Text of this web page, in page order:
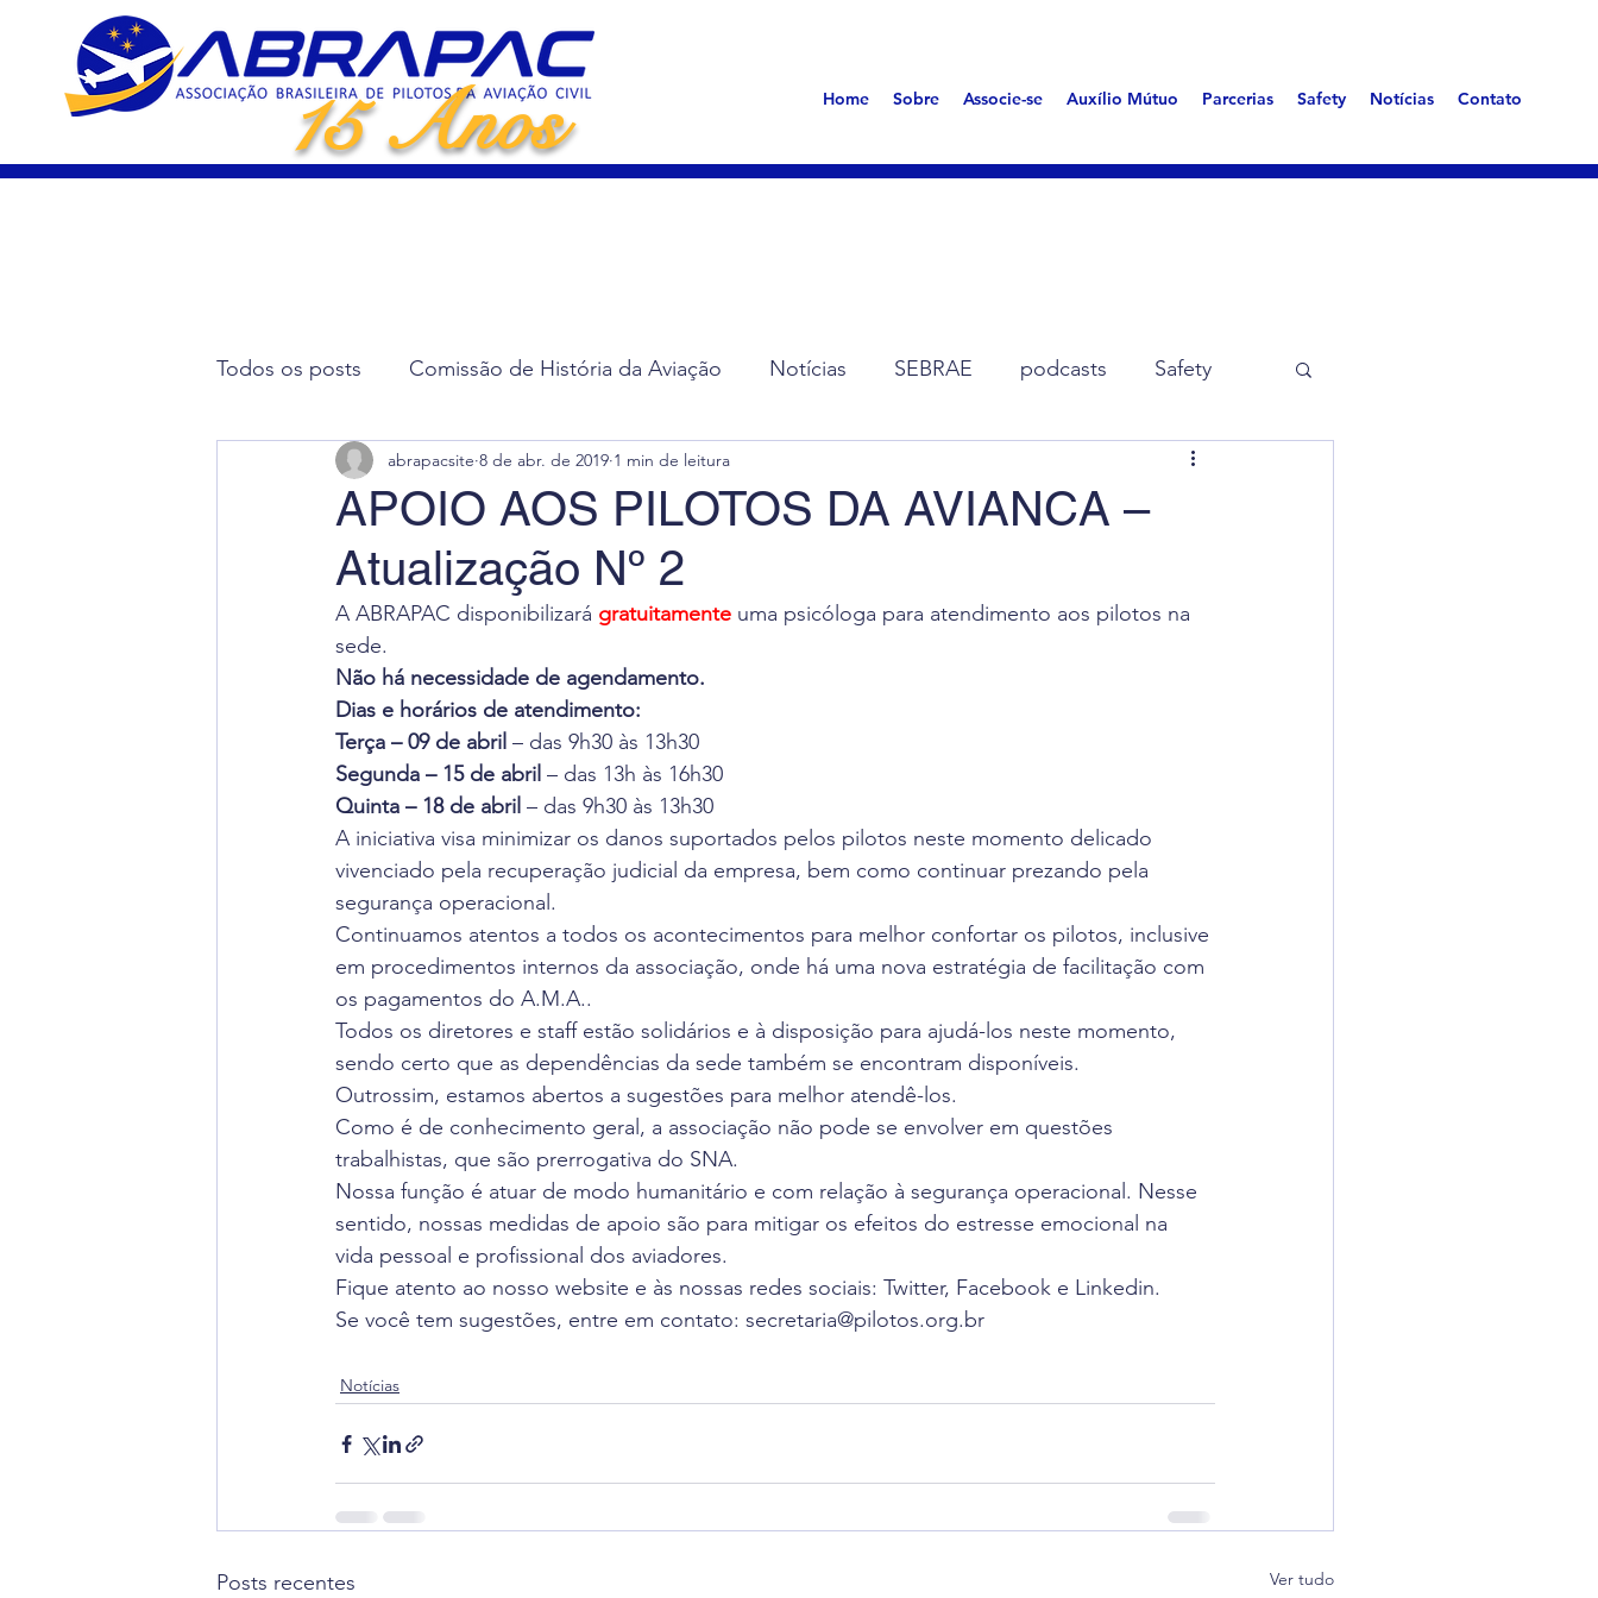
15 Anos Home Sobre Associe-se Auxílio Mútuo Parcerias Safety Notícias Contato
Todos os posts Comissão de História da Aviação Notícias SEBRAE podcasts Safety
Artigos Científicos Eleição de Diretoria Assembleias Síndrome Aerotóxica
Radiação Cósmica Dica de Leitura Revista Flight Deck
Aviação Executiva
Dica de Inglês Notas Oficiais
APOIO AOS PILOTOS DA AVIANCA –
Atualização Nº 2
abrapacsite 8 de abr. de 2019 1 min de leitura
A ABRAPAC disponibilizará gratuitamente uma psicóloga para atendimento aos pilotos na
sede.
Não há necessidade de agendamento.
Dias e horários de atendimento:
Terça – 09 de abril – das 9h30 às 13h30
Segunda – 15 de abril – das 13h às 16h30
Quinta – 18 de abril – das 9h30 às 13h30
A iniciativa visa minimizar os danos suportados pelos pilotos neste momento delicado
vivenciado pela recuperação judicial da empresa, bem como continuar prezando pela
segurança operacional.
Continuamos atentos a todos os acontecimentos para melhor confortar os pilotos, inclusive
em procedimentos internos da associação, onde há uma nova estratégia de facilitação com
os pagamentos do A.M.A..
Todos os diretores e staff estão solidários e à disposição para ajudá-los neste momento,
sendo certo que as dependências da sede também se encontram disponíveis.
Outrossim, estamos abertos a sugestões para melhor atendê-los.
Como é de conhecimento geral, a associação não pode se envolver em questões
trabalhistas, que são prerrogativa do SNA.
Nossa função é atuar de modo humanitário e com relação à segurança operacional. Nesse
sentido, nossas medidas de apoio são para mitigar os efeitos do estresse emocional na
vida pessoal e profissional dos aviadores.
Fique atento ao nosso website e às nossas redes sociais: Twitter, Facebook e Linkedin.
Se você tem sugestões, entre em contato: secretaria@pilotos.org.br
Notícias
Posts recentes Ver tudo